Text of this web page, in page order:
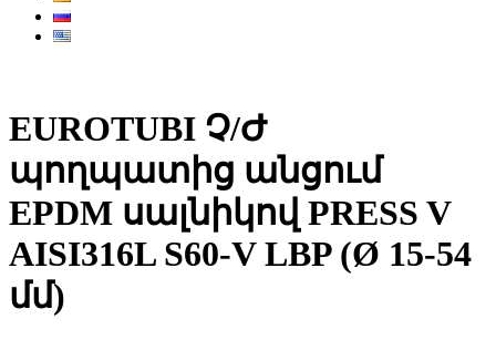
EUROTUBI Չ/Ժ
պողպատից անցում
EPDM սալնիկով PRESS V
AISI316L S60-V LBP (Ø 15-54
մմ)